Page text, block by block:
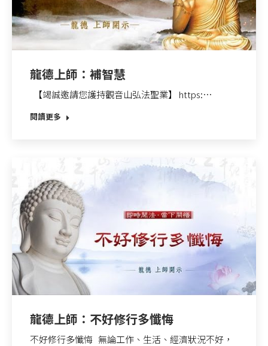
龍德上師：補智慧
【竭誠邀請您護持觀音山弘法聖業】 https:…
閱讀更多
龍德上師：不好修行多懺悔
不好修行多懺悔 無論工作、生活、經濟狀況不好，